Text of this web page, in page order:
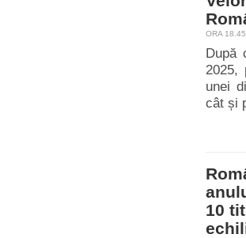
ORA
După
2025,
unei
cât și
10